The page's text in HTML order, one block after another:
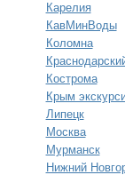
Карелия
КавМинВоды
Коломна
Кострома
Крым
Липецк
Москва
Мурманск
Нижний